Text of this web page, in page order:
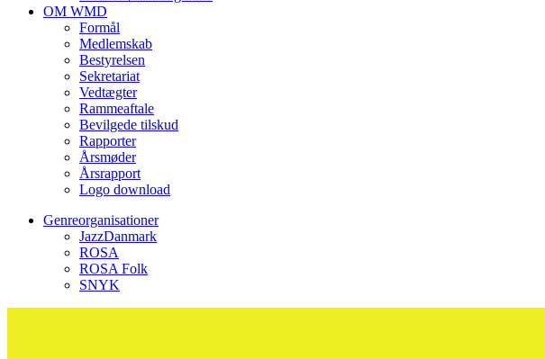
OM WMD
Formål
Medlemskab
Bestyrelsen
Sekretariat
Vedtægter
Rammeaftale
Bevilgede tilskud
Rapporter
Årsmøder
Årsrapport
Logo download
Genreorganisationer
JazzDanmark
ROSA
ROSA Folk
SNYK